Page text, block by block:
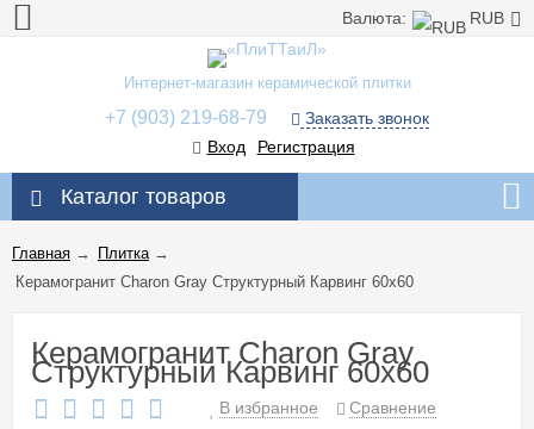
Валюта: RUB
Интернет-магазин керамической плитки
+7 (903) 219-68-79
Заказать звонок
Вход
Регистрация
Каталог товаров
Главная → Плитка→
Керамогранит Charon Gray Cтруктурный Карвинг 60x60
Керамогранит Charon Gray
Cтруктурный Карвинг 60x60
В избранное Сравнение